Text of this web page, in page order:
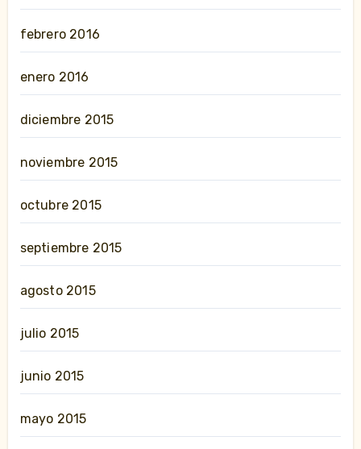
febrero 2016
enero 2016
diciembre 2015
noviembre 2015
octubre 2015
septiembre 2015
agosto 2015
julio 2015
junio 2015
mayo 2015